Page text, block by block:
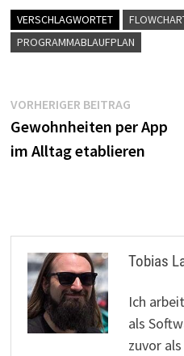
VERSCHLAGWORTET
PROGRAMMABLAUFPLAN
Beitragsnavigation
VORHERIGER BEITRAGVorheriger
Beitrag:
Gewohnheiten per App
im Alltag etablieren
Tobias
Ich
als
zuvor